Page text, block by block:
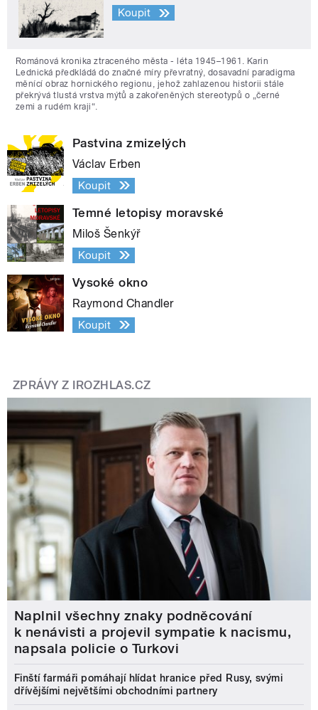
Koupit
Románová kronika ztraceného města - léta 1945–1961. Karin
Lednická předkládá do značné míry převratný, dosavadní paradigma
měnící obraz hornického regionu, jehož zahlazenou historii stále
překrývá tlustá vrstva mýtů a zakořeněných stereotypů o „černé
zemi a rudém kraji“.
Pastvina zmizelých
Václav Erben
Koupit
Temné letopisy moravské
Miloš Šenkýř
Koupit
Vysoké okno
Raymond Chandler
Koupit
ZPRÁVY Z IROZHLAS.CZ
Naplnil všechny znaky podněcování
k nenávisti a projevil sympatie k nacismu,
napsala policie o Turkovi
Finští farmáři pomáhají hlídat hranice před Rusy, svými
dřívějšími největšími obchodními partnery